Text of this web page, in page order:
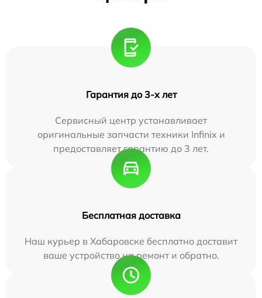
Гарантия до 3-х лет
Сервисный центр устанавливает
оригинальные запчасти техники Infinix и
предоставляет гарантию до 3 лет.
Бесплатная доставка
Наш курьер в Хабаровске бесплатно доставит
ваше устройство на ремонт и обратно.